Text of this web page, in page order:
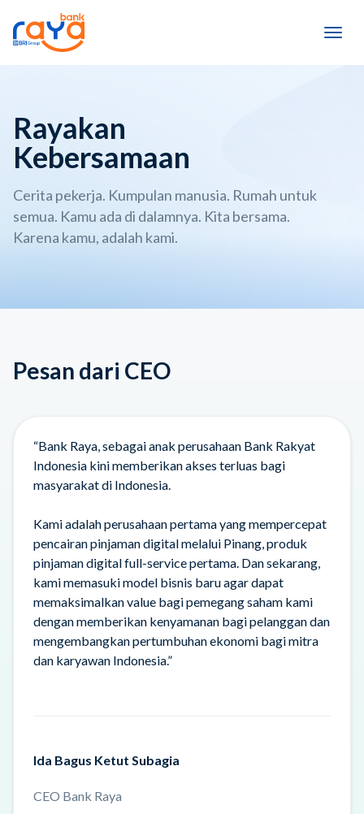
Rayakan
Kebersamaan
Cerita pekerja. Kumpulan manusia. Rumah untuk
semua. Kamu ada di dalamnya. Kita bersama.
Karena kamu, adalah kami.
Pesan dari CEO
“Bank Raya, sebagai anak perusahaan Bank Rakyat
Indonesia kini memberikan akses terluas bagi
masyarakat di Indonesia.
Kami adalah perusahaan pertama yang mempercepat
pencairan pinjaman digital melalui Pinang, produk
pinjaman digital full-service pertama. Dan sekarang,
kami memasuki model bisnis baru agar dapat
memaksimalkan value bagi pemegang saham kami
dengan memberikan kenyamanan bagi pelanggan dan
mengembangkan pertumbuhan ekonomi bagi mitra
dan karyawan Indonesia.”
Ida Bagus Ketut Subagia
CEO Bank Raya